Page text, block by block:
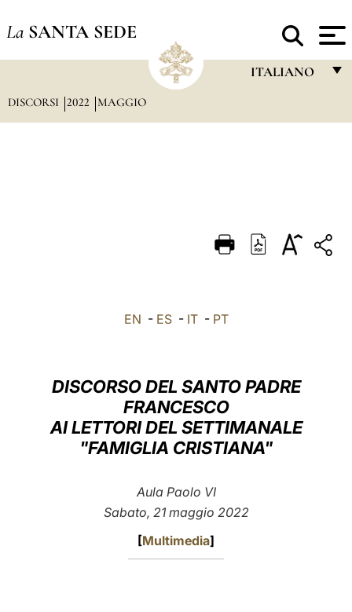
La SANTA SEDE
ITALIANO
DEUTSCH
LATINE
DISCORSI 2022 MAGGIO
EN - ES- IT- PT
DISCORSO DEL SANTO PADRE
FRANCESCO
AI LETTORI DEL SETTIMANALE
"FAMIGLIA CRISTIANA"
Aula Paolo VI
Sabato, 21 maggio 2022
[Multimedia]